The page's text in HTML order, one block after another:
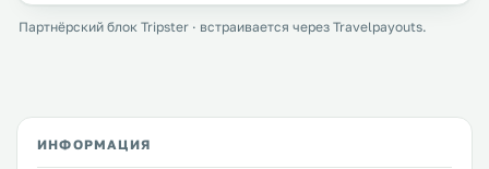
Партнёрский блок Tripster · встраивается через Travelpayouts.
ИНФОРМАЦИЯ